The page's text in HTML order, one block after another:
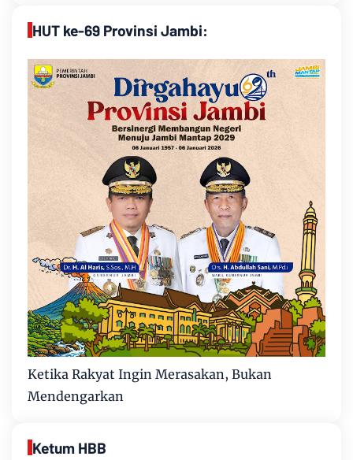
HUT ke-69 Provinsi Jambi:
Ketika Rakyat Ingin Merasakan, Bukan
Mendengarkan
Ketum HBB